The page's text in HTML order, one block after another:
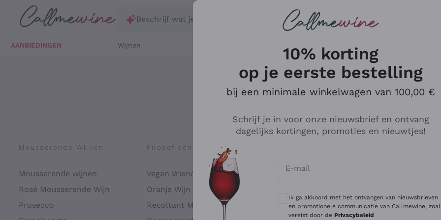
Ga direct naar de hoofdinhoud
Beschrijf wat je zoekt
AANBIEDINGEN Wijnen
Mousserende Wijnen
Mousserende wijnen
Rosé Mousserende Wijn
Prosecco
Filosofieën
Vegan Vriendelijk
Oranje Wijn
Recoltant Manipulant
Antinori
Ca' del Bosco
Gavi
10% korting
op je eerste bestelling
bij een minimale winkelwagen van 100,00 €
Schrijf je in voor onze nieuwsbrief en ontvang
dagelijks kortingen, promoties en nieuwtjes!
E-mail
Optionele toestemmingen om
Ik ga akkoord met het ontvangen van nieuwsbrieven
en promotionele communicatie van Callmewine,
vereist door de Privacybeleid